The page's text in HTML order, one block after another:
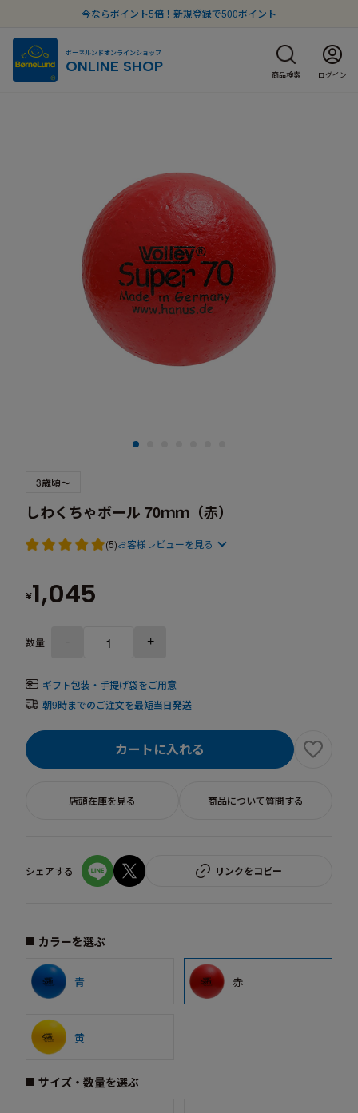
今ならポイント5倍！新規登録で500ポイント
ボーネルンドオンラインショップ
ONLINE SHOP 商品検索 ログイン
3歳頃～
しわくちゃボール 70ｍｍ（赤）
(5)お客様レビューを見る
¥1,045
数量 - +
ギフト包装・手提げ袋をご用意
朝9時までのご注文を最短当日発送
カートに入れる
店頭在庫を見る 商品について質問する
シェアする リンクをコピー
カラーを選ぶ
青 赤
黄
サイズ・数量を選ぶ